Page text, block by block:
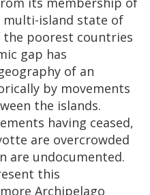
multi-island state of
the poorest countries
gap has
of an
by movements
the islands.
having ceased,
are overcrowded
are undocumented.
this
Archipelago